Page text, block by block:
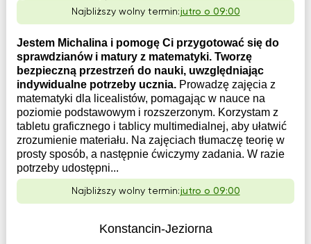
Najbliższy wolny termin:jutro o 09:00
Jestem Michalina i pomogę Ci przygotować się do
sprawdzianów i matury z matematyki. Tworzę
bezpieczną przestrzeń do nauki, uwzględniając
indywidualne potrzeby ucznia. Prowadzę zajęcia z
matematyki dla licealistów, pomagając w nauce na
poziomie podstawowym i rozszerzonym. Korzystam z
tabletu graficznego i tablicy multimedialnej, aby ułatwić
zrozumienie materiału. Na zajęciach tłumaczę teorię w
prosty sposób, a następnie ćwiczymy zadania. W razie
potrzeby udostępni...
Najbliższy wolny termin:jutro o 09:00
Konstancin-Jeziorna